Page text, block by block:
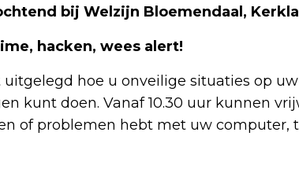
bij Welzijn Bloemendaal,
hacken, wees alert!
uitgelegd hoe u onveilige situaties op
kunt doen. Vanaf 10.30 uur kunnen
of problemen hebt met uw computer,